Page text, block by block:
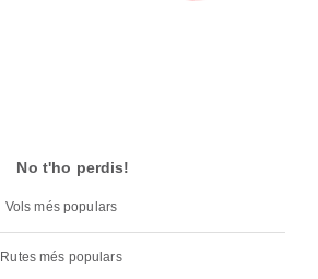
No t'ho perdis!
Vols més populars
Rutes més populars